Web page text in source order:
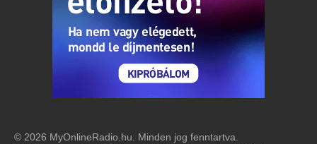
© 2026 MyOnlineRadio.hu. Minden jog fenntartva.